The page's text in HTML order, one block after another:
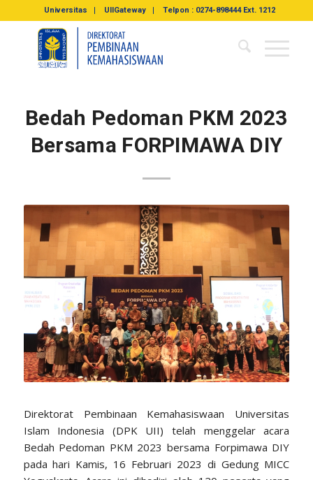
Universitas UIIGateway Telpon : 0274-898444 Ext. 1212
Bedah Pedoman PKM 2023
Bersama FORPIMAWA DIY
Direktorat Pembinaan Kemahasiswaan Universitas
Islam Indonesia (DPK UII) telah menggelar acara
Bedah Pedoman PKM 2023 bersama Forpimawa DIY
pada hari Kamis, 16 Februari 2023 di Gedung MICC